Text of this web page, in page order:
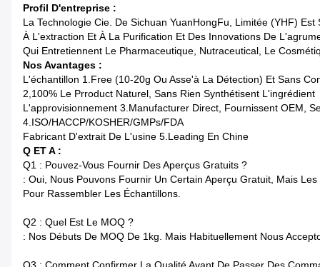
Profil D'entreprise :
La Technologie Cie. De Sichuan YuanHongFu, Limitée (YHF)
À L'extraction Et À La Purification Et Des Innovations De
Qui Entretiennent Le Pharmaceutique, Nutraceutical, Le
Nos Avantages :
L'échantillon 1.Free (10-20g Ou Asse'à La Détection) Et Sans
2,100% Le Prroduct Naturel, Sans Rien Synthétisent L'ingrédient
L'approvisionnement 3.Manufacturer Direct, Fournissent OEM,
4.ISO/HACCP/KOSHER/GMPs/FDA
Fabricant D'extrait De L'usine 5.Leading En Chine
Q ET A :
Q1 : Pouvez-Vous Fournir Des Aperçus Gratuits ?
: Oui, Nous Pouvons Fournir Un Certain Aperçu Gratuit, Mais
Pour Rassembler Les Échantillons.
Q2 : Quel Est Le MOQ ?
: Nos Débuts De MOQ De 1kg. Mais Habituellement Nous
Q3 : Comment Confirmer La Qualité Avant De Passer Des